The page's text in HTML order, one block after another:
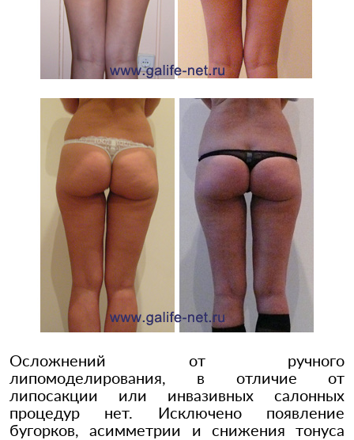
Осложнений от ручного
липомоделирования, в отличие от
липосакции или инвазивных салонных
процедур нет. Исключено появление
бугорков, асимметрии и снижения тонуса